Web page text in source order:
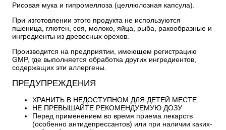
Рисовая мука и гипромеллоза (целлюлозная капсула).
При изготовлении этого продукта не используются
пшеница, глютен, соя, молоко, яйца, рыба, ракообразные и
ингредиенты из древесных орехов.
Производится на предприятии, имеющем регистрацию
GMP, где выполняется обработка других ингредиентов,
содержащих эти аллергены.
ПРЕДУПРЕЖДЕНИЯ
ХРАНИТЬ В НЕДОСТУПНОМ ДЛЯ ДЕТЕЙ МЕСТЕ
НЕ ПРЕВЫШАЙТЕ РЕКОМЕНДУЕМУЮ ДОЗУ
Перед применением во время приема лекарств
(особенно антидепрессантов) или при наличии каких-